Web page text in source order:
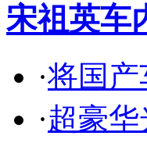
宋祖英车
·将国产
·超豪